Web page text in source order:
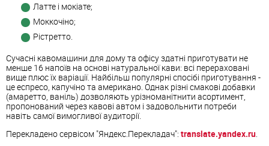
Латте і мокіате;
Моккочіно;
Рістретто.
Сучасні кавомашини для дому та офісу здатні приготувати не
менше 16 напоїв на основі натуральної кави: всі перераховані
вище плюс їх варіації. Найбільш популярні спосібі приготування -
це еспресо, капучіно та американо. Однак різні смакові добавки
(амаретто, ваніль) дозволяють урізноманітнити асортимент,
пропонований через кавові автом і задовольнити потреби
навіть самої вимогливої аудиторії.
Перекладено сервісом "Яндекс.Перекладач": translate.yandex.ru.